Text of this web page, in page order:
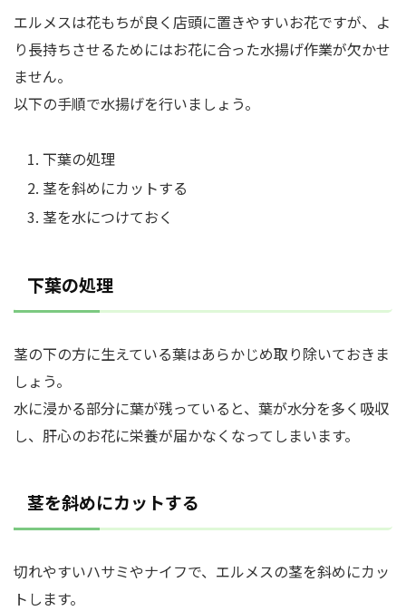
エルメスは花もちが良く店頭に置きやすいお花ですが、よ
り長持ちさせるためにはお花に合った水揚げ作業が欠かせ
ません。
以下の手順で水揚げを行いましょう。
下葉の処理
茎を斜めにカットする
茎を水につけておく
下葉の処理
茎の下の方に生えている葉はあらかじめ取り除いておきま
しょう。
水に浸かる部分に葉が残っていると、葉が水分を多く吸収
し、肝心のお花に栄養が届かなくなってしまいます。
茎を斜めにカットする
切れやすいハサミやナイフで、エルメスの茎を斜めにカッ
トします。